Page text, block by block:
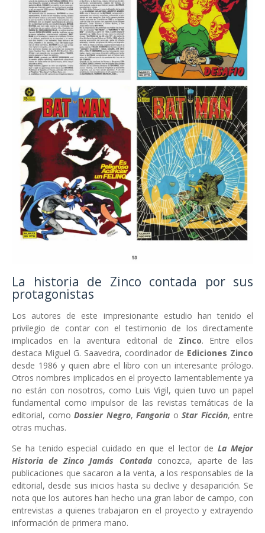
La historia de Zinco contada por sus
protagonistas
Los autores de este impresionante estudio han tenido el
privilegio de contar con el testimonio de los directamente
implicados en la aventura editorial de Zinco. Entre ellos
destaca Miguel G. Saavedra, coordinador de Ediciones Zinco
desde 1986 y quien abre el libro con un interesante prólogo.
Otros nombres implicados en el proyecto lamentablemente ya
no están con nosotros, como Luis Vigil, quien tuvo un papel
fundamental como impulsor de las revistas temáticas de la
editorial, como Dossier Negro, Fangoria o Star Ficción, entre
otras muchas.
Se ha tenido especial cuidado en que el lector de La Mejor
Historia de Zinco Jamás Contada conozca, aparte de las
publicaciones que sacaron a la venta, a los responsables de la
editorial, desde sus inicios hasta su declive y desaparición. Se
nota que los autores han hecho una gran labor de campo, con
entrevistas a quienes trabajaron en el proyecto y extrayendo
información de primera mano.